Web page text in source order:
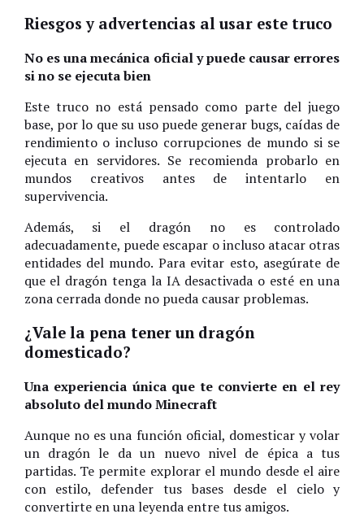
Riesgos y advertencias al usar este truco
No es una mecánica oficial y puede causar errores
si no se ejecuta bien
Este truco no está pensado como parte del juego
base, por lo que su uso puede generar bugs, caídas de
rendimiento o incluso corrupciones de mundo si se
ejecuta en servidores. Se recomienda probarlo en
mundos creativos antes de intentarlo en
supervivencia.
Además, si el dragón no es controlado
adecuadamente, puede escapar o incluso atacar otras
entidades del mundo. Para evitar esto, asegúrate de
que el dragón tenga la IA desactivada o esté en una
zona cerrada donde no pueda causar problemas.
¿Vale la pena tener un dragón
domesticado?
Una experiencia única que te convierte en el rey
absoluto del mundo Minecraft
Aunque no es una función oficial, domesticar y volar
un dragón le da un nuevo nivel de épica a tus
partidas. Te permite explorar el mundo desde el aire
con estilo, defender tus bases desde el cielo y
convertirte en una leyenda entre tus amigos.